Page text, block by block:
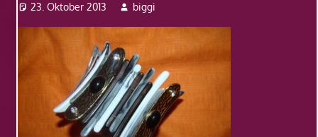
23. Oktober 2013 biggi